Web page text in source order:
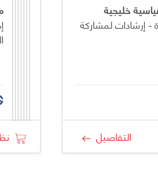
خليجية
- إرشادات لمشاركة
التفاصيل